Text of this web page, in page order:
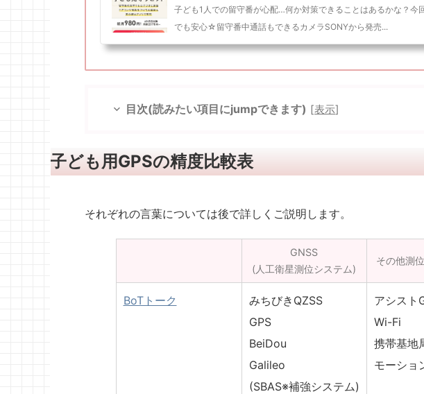
子ども1人での留守番が心配…何か対策できることはあるかな？今
でも安心☆留守番中通話もできるカメラSONYから発売...
目次(読みたい項目にjumpできます) [表示]
子ども用GPSの精度比較表
それぞれの言葉については後で詳しくご説明します。
GNSS
(人工衛星測位システム)
その他測
BoTトーク
みちびきQZSS
GPS
BeiDou
Galileo
(SBAS※補強システム)
アシスト
Wi-Fi
携帯基地
モーショ